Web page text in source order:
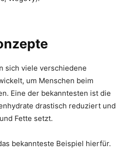
sich viele verschiedene
um Menschen beim
Eine der bekanntesten ist die
drastisch reduziert und
Fette setzt.
bekannteste Beispiel hierfür.